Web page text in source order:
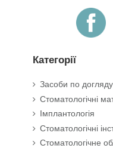
Категорії
Засоби по
Стоматологічні
Імплантологія
Стоматологічні
Стоматологічне